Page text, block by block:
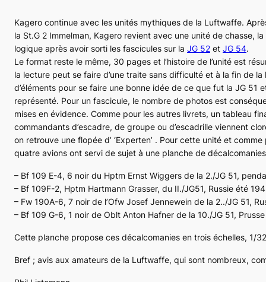
Kagero continue avec les unités mythiques de la Luftwaffe.
la St.G 2 Immelman, Kagero revient avec une unité de chasse, la
logique après avoir sorti les fascicules sur la JG 52 et JG 54.
Le format reste le même, 30 pages et l’histoire de l’unité est
la lecture peut se faire d’une traite sans difficulté et à la fin de
d’éléments pour se faire une bonne idée de ce que fut la JG 51
représenté. Pour un fascicule, le nombre de photos est
mises en évidence. Comme pour les autres livrets, un tableau
commandants d’escadre, de groupe ou d’escadrille viennent
on retrouve une flopée d’ ‘Experten’ . Pour cette unité et
quatre avions ont servi de sujet à une planche de
– Bf 109 E-4, 6 noir du Hptm Ernst Wiggers de la 2./JG 51,
– Bf 109F-2, Hptm Hartmann Grasser, du II./JG51, Russie été
– Fw 190A-6, 7 noir de l’Ofw Josef Jennewein de la 2../JG 51,
– Bf 109 G-6, 1 noir de Oblt Anton Hafner de la 10./JG 51,
Cette planche propose ces décalcomanies en trois échelles, 1/
Bref ; avis aux amateurs de la Luftwaffe, qui sont nombreux,